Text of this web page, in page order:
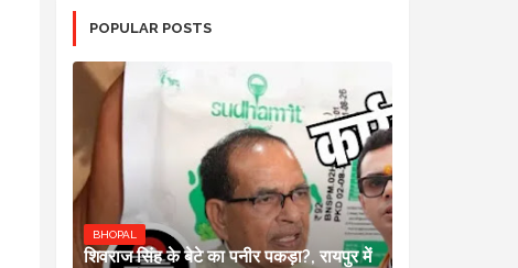
POPULAR POSTS
BHOPAL
शिवराज सिंह के बेटे का पनीर पकड़ा?, रायपुर में